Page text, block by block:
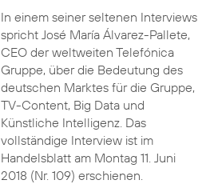
In einem seiner seltenen Interviews
spricht José María Álvarez-Pallete,
CEO der weltweiten Telefónica
Gruppe, über die Bedeutung des
deutschen Marktes für die Gruppe,
TV-Content, Big Data und
Künstliche Intelligenz. Das
vollständige Interview ist im
Handelsblatt am Montag 11. Juni
2018 (Nr. 109) erschienen.